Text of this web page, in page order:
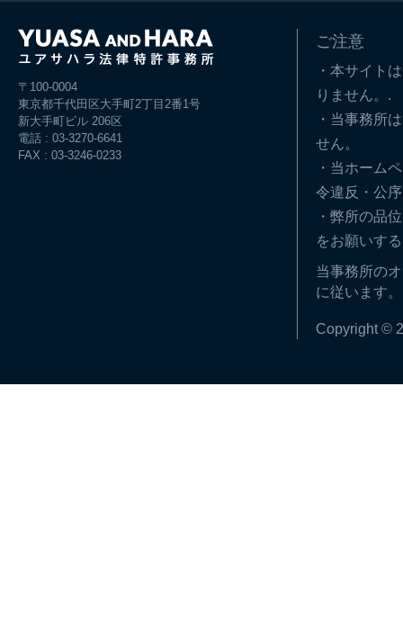
〒100-0004
東京都千代田区大手町2丁目2番1号
新大手町ビル 206区
電話 : 03-3270-6641
FAX : 03-3246-0233
ご注意
・本サイト
りません。.
・当事務所
せん。
・当ホーム
令違反・公
・弊所の品
をお願いす
当事務所の
に従います。
Copyright ©